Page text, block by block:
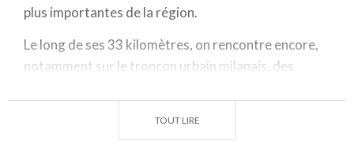
plus importantes de la région.
Le long de ses 33 kilomètres, on rencontre encore,
notamment sur le tronçon urbain milanais, des
TOUT LIRE